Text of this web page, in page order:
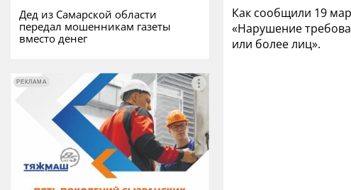
Дед из Самарской области
передал мошенникам газеты
вместо денег
РЕКЛАМА РЕКЛАМА
Как сообщили 19
«Нарушение
или более лиц».